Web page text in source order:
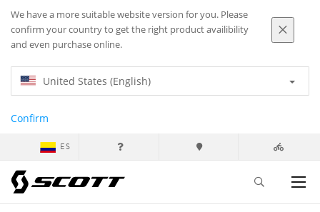
We have a more suitable website version for you. Please
confirm your country to get the right product availibility
and even purchase online.
United States (English)
Confirm
ES